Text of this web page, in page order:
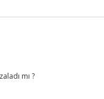
mı ?